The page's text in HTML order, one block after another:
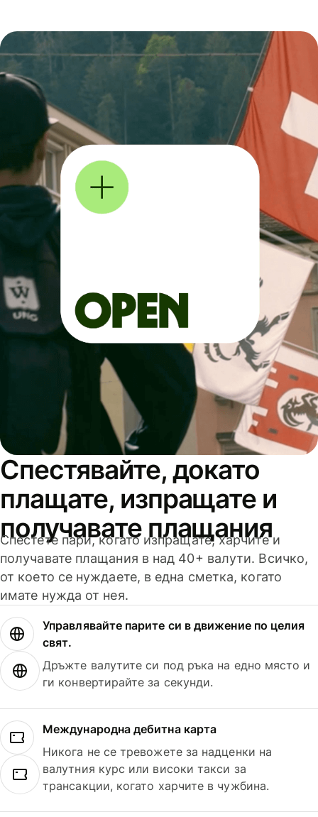
Спестявайте, докато
плащате, изпращате и
получавате плащания
Спестете пари, когато изпращате, харчите и
получавате плащания в над 40+ валути. Всичко,
от което се нуждаете, в една сметка, когато
имате нужда от нея.
Управлявайте парите си в движение по целия
свят.
Дръжте валутите си под ръка на едно място и
ги конвертирайте за секунди.
Международна дебитна карта
Никога не се тревожете за надценки на
валутния курс или високи такси за
трансакции, когато харчите в чужбина.